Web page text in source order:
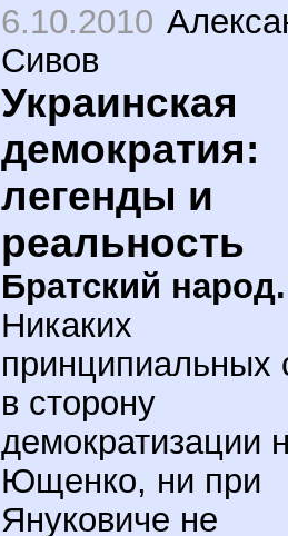
6.10.2010
Сивов
Украинская
демократия:
легенды и
реальность
Братский народ.
Никаких
принципиальных
в сторону
демократизации
Ющенко, ни при
Януковиче не